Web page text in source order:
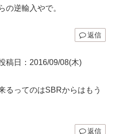
の逆輸入やで。
返信
稿日：2016/09/08(木)
るってのはSBRからはもう
返信